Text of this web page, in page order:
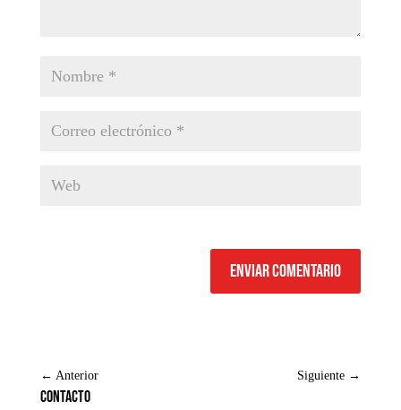
Enviar comentario
← Anterior Siguiente →
Contacto